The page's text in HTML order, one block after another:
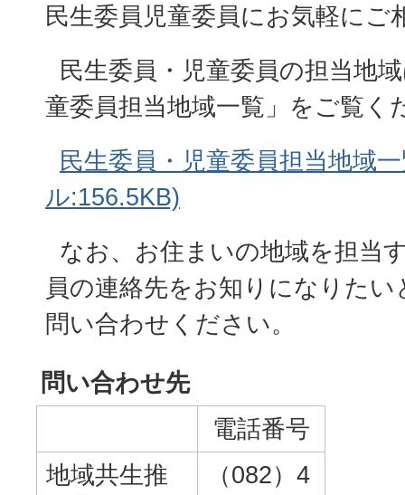
民生委員児童委員にお気軽にご
民生委員・児童委員の担当地
童委員担当地域一覧」をご覧く
民生委員・児童委員担当地域
ル:156.5KB)
なお、お住まいの地域を担当
員の連絡先をお知りになりた
問い合わせください。
問い合わせ先
電話番号
地域共生推
（082）4